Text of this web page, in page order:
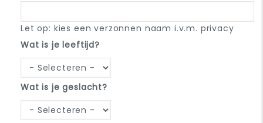
Let op: kies een verzonnen naam i.v.m. privacy
Wat is je leeftijd?
Wat is je geslacht?